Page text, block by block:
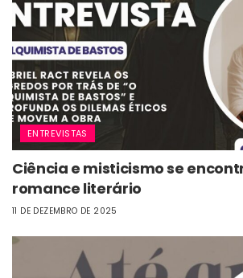
ENTREVISTAS
Ciência e misticismo se
romance literário
11 DE DEZEMBRO DE 2025